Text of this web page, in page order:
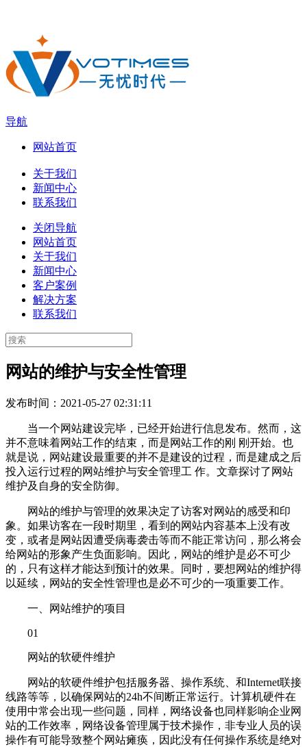
导航
网站首页
关于我们
新闻中心
联系我们
关闭导航
网站首页
关于我们
新闻中心
客户案例
解决方案
联系我们
网站的维护与安全性管理
发布时间：2021-05-27 02:31:11
当一个网站建设完毕，已经开始进行信息发布。然而，这
并不意味着网站工作的结束，而是网站工作的刚 刚开始。也
就是说，网站建设最重要的并不是建设的过程，而是建成之后
投入运行过程的网站维护与安全管理工 作。文章探讨了网站
维护及自身的安全防御。
网站的维护与管理的效果决定了访客对网站的感受和印
象。如果访客在一段时期里，看到的网站内容基本上没有改
变，或者是网站因遭受病毒袭击等而不能正常访问，那么将会
给网站的形象产生负面影响。因此，网站的维护是必不可少
的，只有这样才能达到预计的效果。同时，要想网站的维护得
以延续，网站的安全性管理也是必不可少的一项重要工作。
一、网站维护的项目
01
网站的软硬件维护
网站的软硬件维护包括服务器、操作系统、和Internet联接
线路等等，以确保网站的24h不间断正常运行。计算机硬件在
使用中常会出现一些问题，同样，网络设备也同样影响企业网
站的工作效率，网络设备管理属于技术操作，非专业人员的误
操作有可能导致整个网站瘫痪，因此没有任何操作系统是绝对